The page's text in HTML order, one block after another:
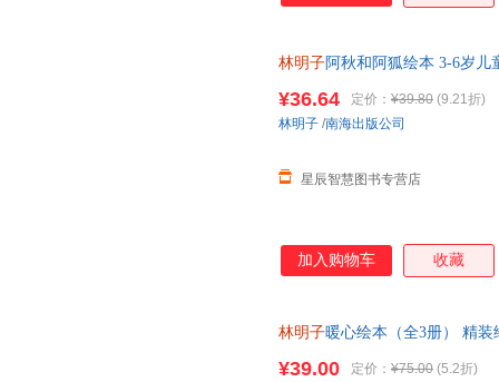
林明子阿秋和阿狐绘本 3-6岁
¥36.64 定价： ¥39.80 (9.21折)
星辰智慧图书专营店
林明子 /南海出版公司
加入购物车 收藏
林明子暖心绘本（全3册） 精
¥39.00 定价： ¥75.00 (5.2折)